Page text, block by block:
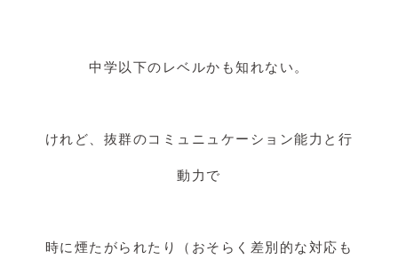
中学以下のレベルかも知れない。
けれど、抜群のコミュニュケーション能力と行
動力で
時に煙たがられたり（おそらく差別的な対応も